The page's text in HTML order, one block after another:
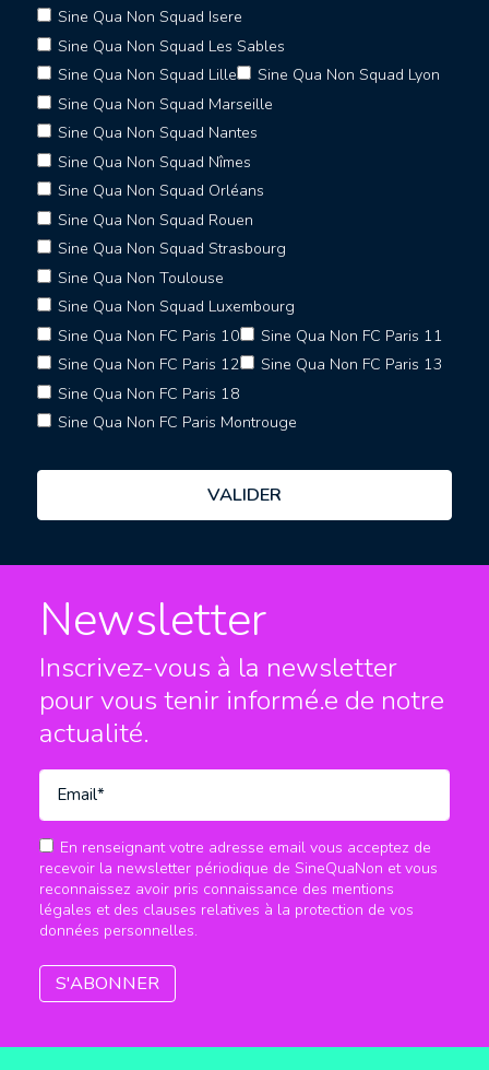
Sine Qua Non Squad Isere
Sine Qua Non Squad Les Sables
Sine Qua Non Squad Lille
Sine Qua Non Squad Lyon
Sine Qua Non Squad Marseille
Sine Qua Non Squad Nantes
Sine Qua Non Squad Nîmes
Sine Qua Non Squad Orléans
Sine Qua Non Squad Rouen
Sine Qua Non Squad Strasbourg
Sine Qua Non Toulouse
Sine Qua Non Squad Luxembourg
Sine Qua Non FC Paris 10
Sine Qua Non FC Paris 11
Sine Qua Non FC Paris 12
Sine Qua Non FC Paris 13
Sine Qua Non FC Paris 18
Sine Qua Non FC Paris Montrouge
Newsletter
Inscrivez-vous à la newsletter
pour vous tenir informé.e de notre
actualité.
En renseignant votre adresse email vous acceptez de
recevoir la newsletter périodique de SineQuaNon et vous
reconnaissez avoir pris connaissance des mentions
légales et des clauses relatives à la protection de vos
données personnelles.